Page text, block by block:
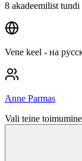
8 akadeemilist tundi
Vene keel - на
Anne Parmas
Vali teine toimumine